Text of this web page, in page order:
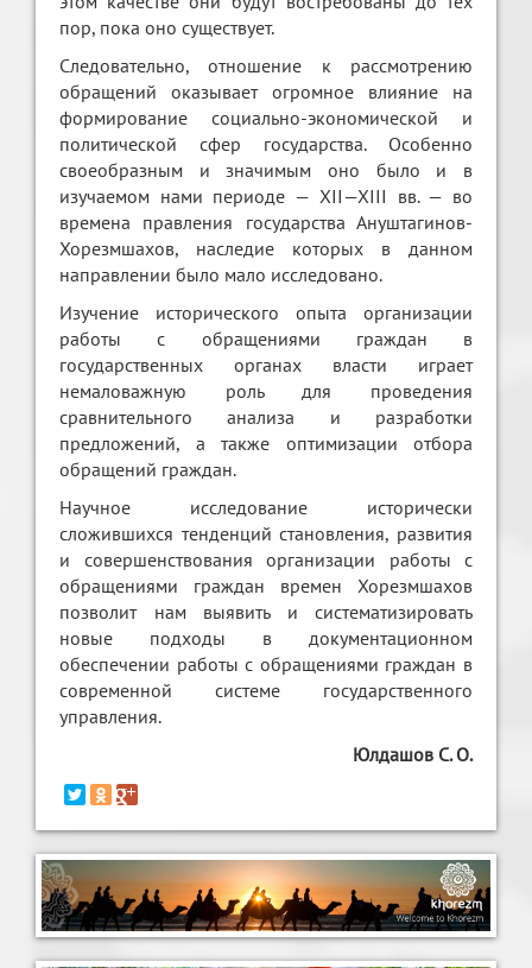
пор, пока оно существует.
Следовательно, отношение к рассмотрению
обращений оказывает огромное влияние на
формирование социально-экономической и
политической сфер государства. Особенно
своеобразным и значимым оно было и в
изучаемом нами периоде — XII—XIII вв. — во
времена правления государства Ануштагинов-
Хорезмшахов, наследие которых в данном
направлении было мало исследовано.
Изучение исторического опыта организации
работы с обращениями граждан в
государственных органах власти играет
немаловажную роль для проведения
сравнительного анализа и разработки
предложений, а также оптимизации отбора
обращений граждан.
Научное исследование исторически
сложившихся тенденций становления, развития
и совершенствования организации работы с
обращениями граждан времен Хорезмшахов
позволит нам выявить и систематизировать
новые подходы в документационном
обеспечении работы с обращениями граждан в
современной системе государственного
управления.
Юлдашов С. О.